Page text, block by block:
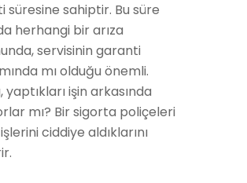
süresine sahiptir. Bu süre
herhangi bir arıza
servisinin garanti
mı olduğu önemli.
yaptıkları işin arkasında
mı? Bir sigorta poliçeleri
ciddiye aldıklarını